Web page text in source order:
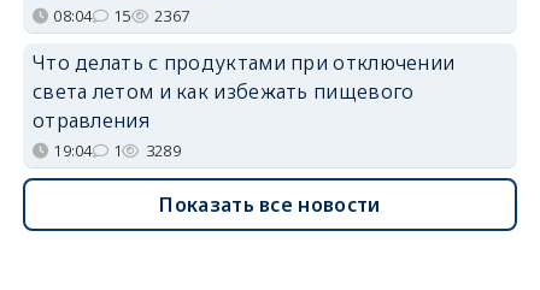
08:04 15 2367
Что делать с продуктами при отключении
света летом и как избежать пищевого
отравления
19:04 1 3289
Показать все новости